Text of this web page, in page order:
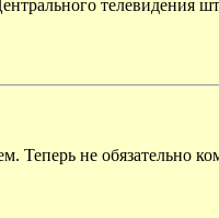
телевидения
не обязательно